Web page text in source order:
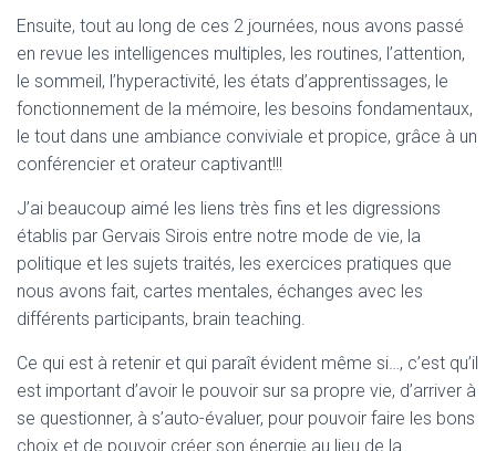
Ensuite, tout au long de ces 2 journées, nous avons passé
en revue les intelligences multiples, les routines, l’attention,
le sommeil, l’hyperactivité, les états d’apprentissages, le
fonctionnement de la mémoire, les besoins fondamentaux,
le tout dans une ambiance conviviale et propice, grâce à un
conférencier et orateur captivant!!!
J’ai beaucoup aimé les liens très fins et les digressions
établis par Gervais Sirois entre notre mode de vie, la
politique et les sujets traités, les exercices pratiques que
nous avons fait, cartes mentales, échanges avec les
différents participants, brain teaching.
Ce qui est à retenir et qui paraît évident même si…, c’est qu’il
est important d’avoir le pouvoir sur sa propre vie, d’arriver à
se questionner, à s’auto-évaluer, pour pouvoir faire les bons
choix et de pouvoir créer son énergie au lieu de la